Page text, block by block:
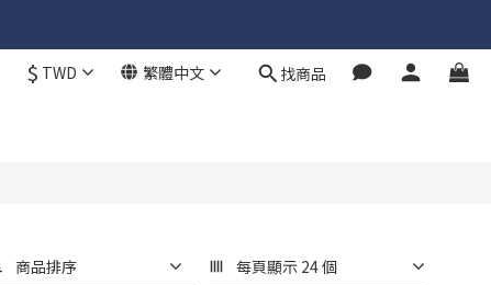
$ TWD 繁體中文 找商品
商品排序 每頁顯示 24 個